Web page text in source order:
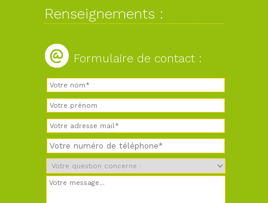
Renseignements :
Formulaire de contact :